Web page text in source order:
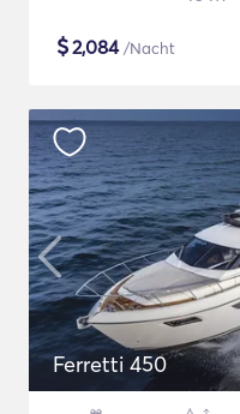
$2,084/Nacht
Ferretti 450